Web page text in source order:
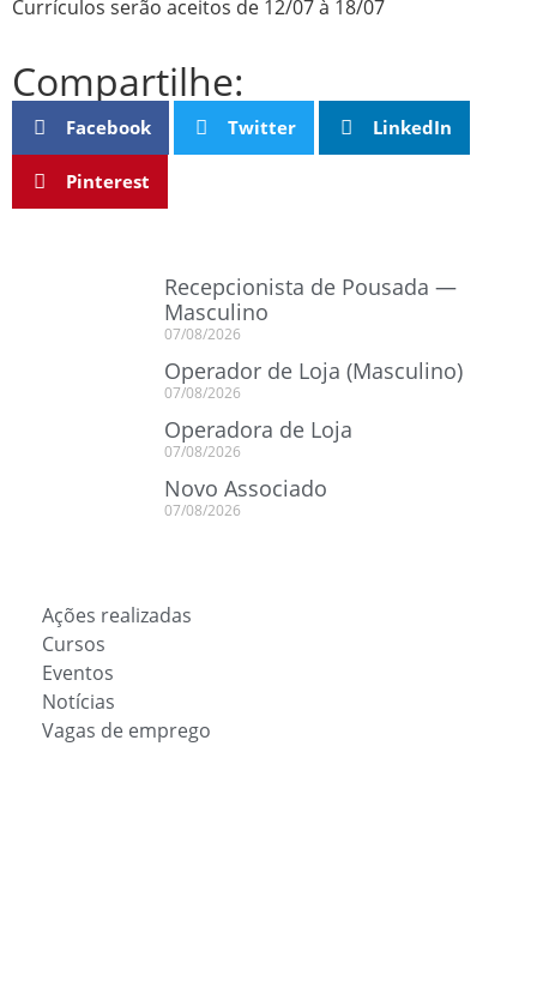
Currículos serão aceitos de 12/07 à 18/07
Compartilhe:
Facebook Twitter LinkedIn
Pinterest
Recepcionista de Pousada —
Masculino
07/08/2026
Operador de Loja (Masculino)
07/08/2026
Operadora de Loja
07/08/2026
Novo Associado
07/08/2026
Ações realizadas
Cursos
Eventos
Notícias
Vagas de emprego